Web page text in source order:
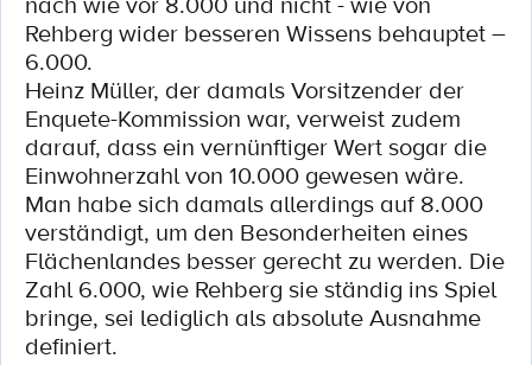
Rehberg wider besseren Wissens behauptet –
6.000.
Heinz Müller, der damals Vorsitzender der
Enquete-Kommission war, verweist zudem
darauf, dass ein vernünftiger Wert sogar die
Einwohnerzahl von 10.000 gewesen wäre.
Man habe sich damals allerdings auf 8.000
verständigt, um den Besonderheiten eines
Flächenlandes besser gerecht zu werden. Die
Zahl 6.000, wie Rehberg sie ständig ins Spiel
bringe, sei lediglich als absolute Ausnahme
definiert.